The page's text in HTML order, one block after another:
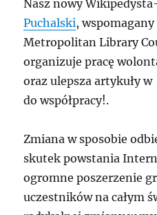
Nasz nowy
Puchalski,
Metropolitan Library
organizuje pracę
oraz ulepsza artykuły
do współpracy!.
Zmiana w sposobie
skutek powstania
ogromne poszerzenie
uczestników na całym